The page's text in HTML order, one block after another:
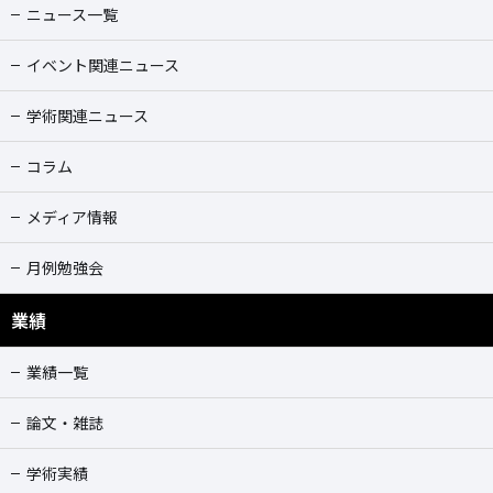
ニュース一覧
イベント関連ニュース
学術関連ニュース
コラム
メディア情報
月例勉強会
業績
業績一覧
論文・雑誌
学術実績